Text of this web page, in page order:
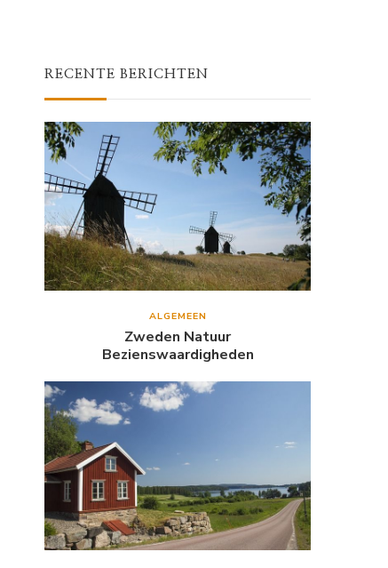
RECENTE BERICHTEN
ALGEMEEN
Zweden Natuur
Bezienswaardigheden